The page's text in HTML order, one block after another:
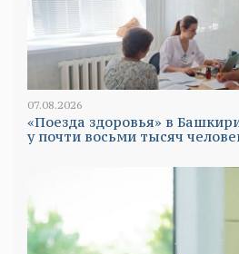
07.08.2026
«Поезда здоровья» в
у почти восьми тысяч